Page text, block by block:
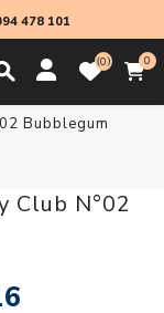
478 101
0 0
Bubblegum
Club N°02